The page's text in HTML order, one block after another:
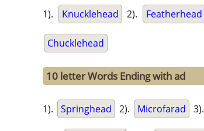
1). Knucklehead 2). Featherhead
Chucklehead
10 letter Words Ending with ad
1). Springhead 2). Microfarad 3).